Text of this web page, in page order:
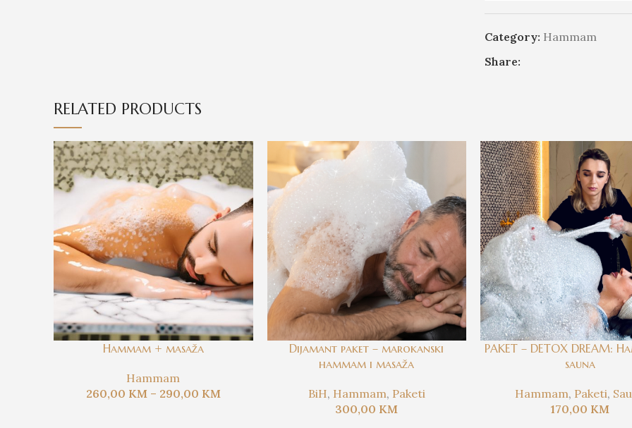
Category: Hammam
Share:
RELATED PRODUCTS
Hammam + masaža
Hammam
260,00 KM – 290,00 KM
Dijamant paket – marokanski
hammam i masaža
BiH, Hammam, Paketi
300,00 KM
PAKET – DETOX DREAM:
sauna
Hammam, Paketi,
170,00 KM